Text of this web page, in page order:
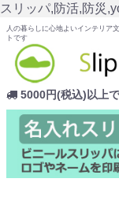
スリッパ,防活,防災
人の暮らしに心地よいインテリア
トです
5000円(税込)以上で